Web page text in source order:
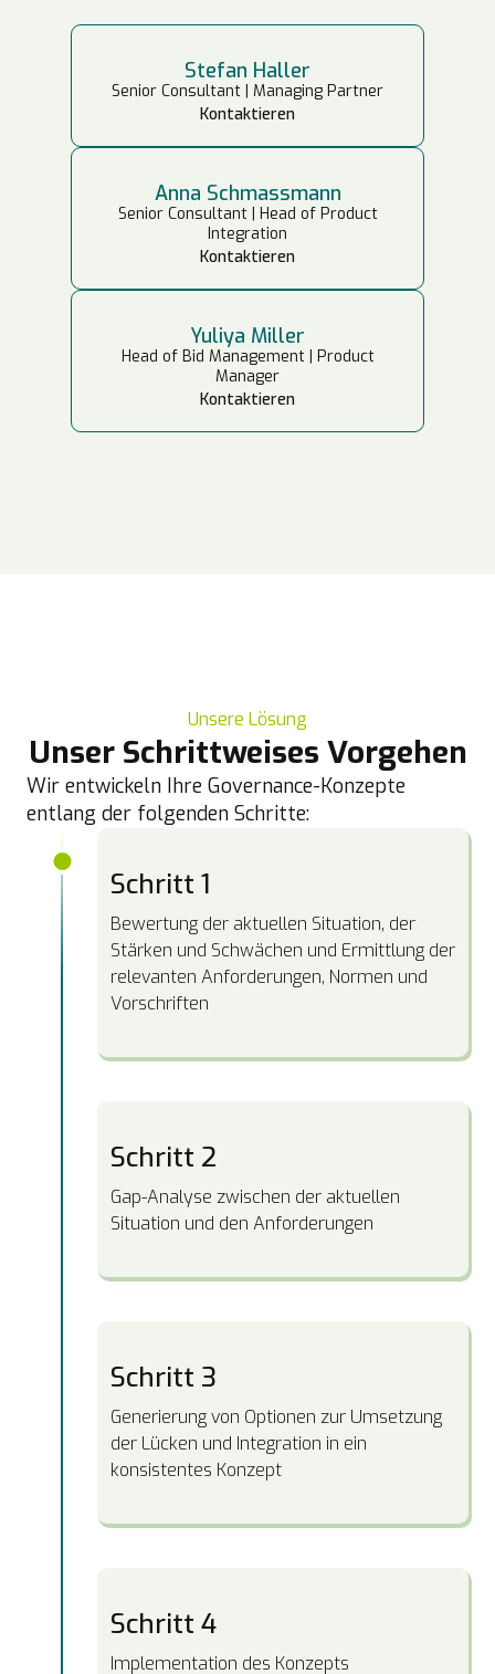
Stefan Haller
Senior Consultant | Managing Partner
Kontaktieren
Anna Schmassmann
Senior Consultant | Head of Product
Integration
Kontaktieren
Yuliya Miller
Head of Bid Management | Product
Manager
Kontaktieren
Unsere Lösung
Unser Schrittweises Vorgehen
Wir entwickeln Ihre Governance-Konzepte
entlang der folgenden Schritte:
Schritt 1
Bewertung der aktuellen Situation, der
Stärken und Schwächen und Ermittlung der
relevanten Anforderungen, Normen und
Vorschriften
Schritt 2
Gap-Analyse zwischen der aktuellen
Situation und den Anforderungen
Schritt 3
Generierung von Optionen zur Umsetzung
der Lücken und Integration in ein
konsistentes Konzept
Schritt 4
Implementation des Konzepts